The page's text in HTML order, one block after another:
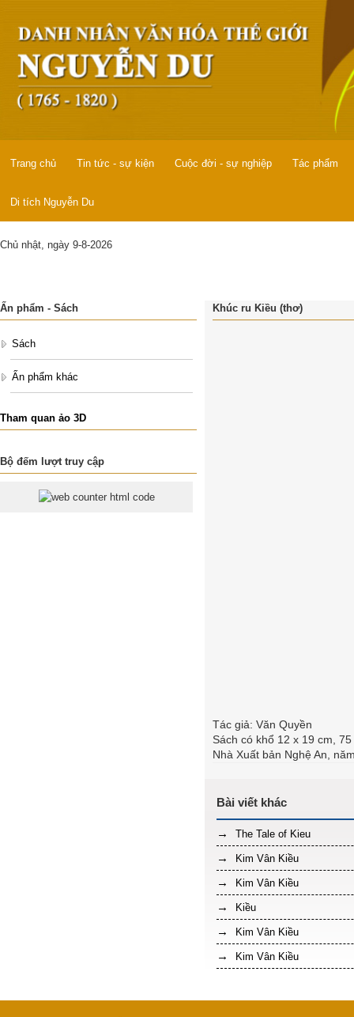
Trang chủ Tin tức - sự kiện Cuộc đời - sự nghiệp Tác phẩm
Di tích Nguyễn Du
Chủ nhật, ngày 9-8-2026
Ấn phẩm - Sách
Sách
Ấn phẩm khác
Tham quan ảo 3D
Bộ đếm lượt truy cập
Khúc ru Kiều (thơ)
Tác giả: Văn Quyền
Sách có khổ 12 x 19 cm,
Nhà Xuất bản Nghệ An,
The Tale of Kieu
Kim Vân Kiều
Kim Vân Kiều
Kiều
Kim Vân Kiều
Kim Vân Kiều